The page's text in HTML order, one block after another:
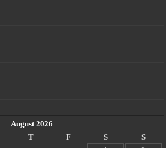
August 2026
T F S
S